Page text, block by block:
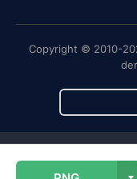
Copyright © 2010-